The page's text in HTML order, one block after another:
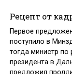
Рецепт от
Первое
поступило в
тогда министр по
президента в
предложил